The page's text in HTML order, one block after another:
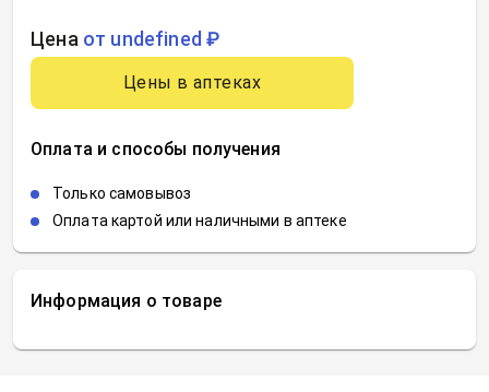
Информация о товаре
Цена от undefined ₽
Цены в аптеках
Оплата и способы получения
Только самовывоз
Оплата картой или наличными в аптеке